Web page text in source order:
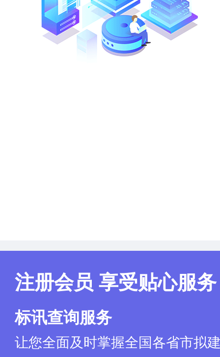
注册会员 享受贴心服务
标讯查询服务
让您全面及时掌握全国各省市拟